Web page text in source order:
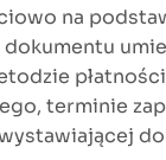
na
terminie